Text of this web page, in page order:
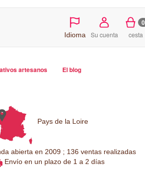
Idioma Su cuenta
0
cesta
artesanos El blog
Pays de la Loire
abierta en 2009 ; 136 ventas realizadas
Envío en un plazo de 1 a 2 días